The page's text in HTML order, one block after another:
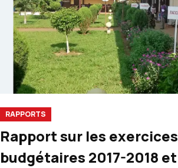
RAPPORTS
Rapport sur les exercices
budgétaires 2017-2018 et